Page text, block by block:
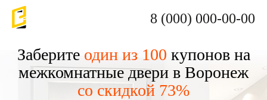
8 (000) 000-00-00
Заберите один из 100 купонов на
межкомнатные двери в Воронеж
со скидкой 73%